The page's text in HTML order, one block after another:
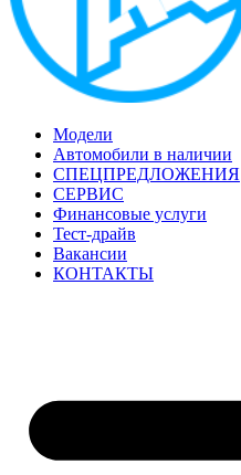
Модели
Автомобили в наличии
СПЕЦПРЕДЛОЖЕНИЯ
СЕРВИС
Финансовые услуги
Тест-драйв
Вакансии
КОНТАКТЫ